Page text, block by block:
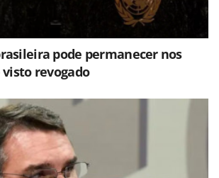
pode permanecer nos
visto revogado